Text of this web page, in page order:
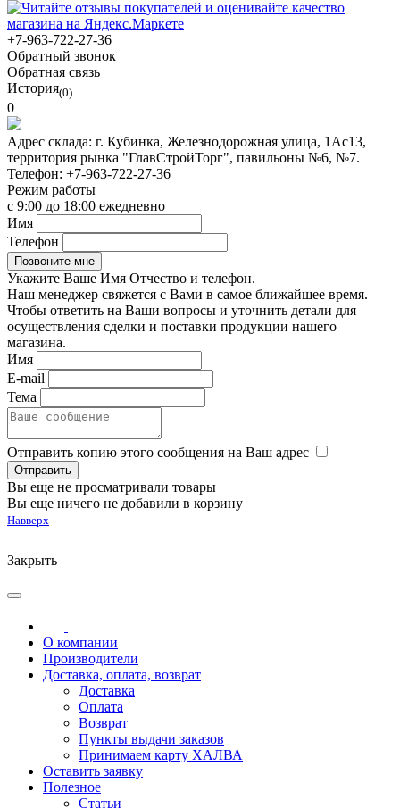
+7-963-722-27-36
Обратный звонок
Обратная связь
История(0)
0
Адрес склада: г. Кубинка, Железнодорожная улица, 1Ас13,
территория рынка "ГлавСтройТорг", павильоны №6, №7.
Телефон: +7-963-722-27-36
Режим работы
с 9:00 до 18:00 ежедневно
Имя
Телефон
Укажите Ваше Имя Отчество и телефон.
Наш менеджер свяжется с Вами в самое ближайшее время.
Чтобы ответить на Ваши вопросы и уточнить детали для
осуществления сделки и поставки продукции нашего
магазина.
Имя
E-mail
Тема
Отправить копию этого сообщения на Ваш адрес
Вы еще не просматривали товары
Вы еще ничего не добавили в корзину
Навверх
Закрыть
О компании
Производители
Доставка, оплата, возврат
Доставка
Оплата
Возврат
Пункты выдачи заказов
Принимаем карту ХАЛВА
Оставить заявку
Полезное
Статьи